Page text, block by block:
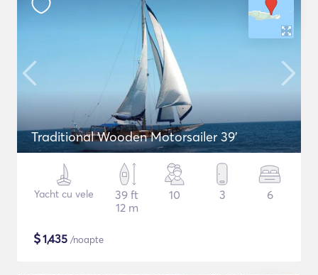
Traditional Wooden Motorsailer 39'
Yacht cu vele
39 ft
12 m
10 3 6
$1,435 /noapte